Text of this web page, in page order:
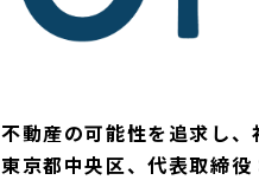
不動産の可能性を追求し
東京都中央区、代表取締